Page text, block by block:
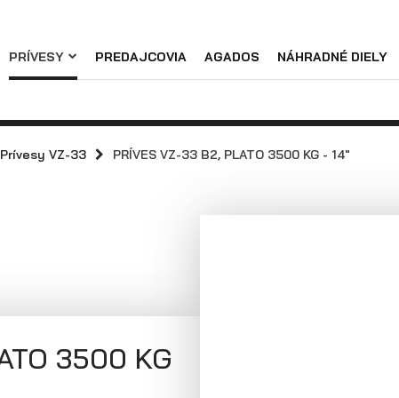
PRÍVESY PREDAJCOVIA AGADOS NÁHRADNÉ DIELY
Podniková predajňa / servis
kolesami vedľa
kolesami pod
Prívesy VZ-33 PRÍVES VZ-33 B2, PLATO 3500 KG - 14"
3500 KG